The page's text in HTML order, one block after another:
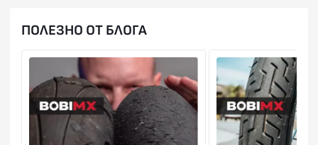
ПОЛЕЗНО ОТ БЛОГА